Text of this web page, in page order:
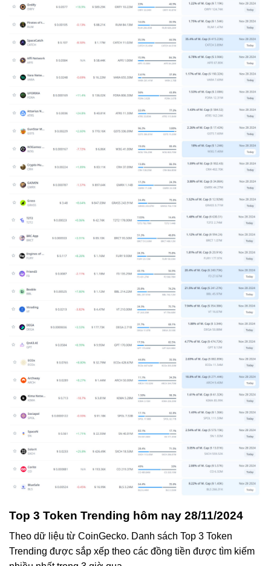
Top 3 Token Trending hôm nay 28/11/2024
Theo dữ liệu từ CoinGecko. Danh sách Top 3 Token
Trending được sắp xếp theo các đồng tiền được tìm kiếm